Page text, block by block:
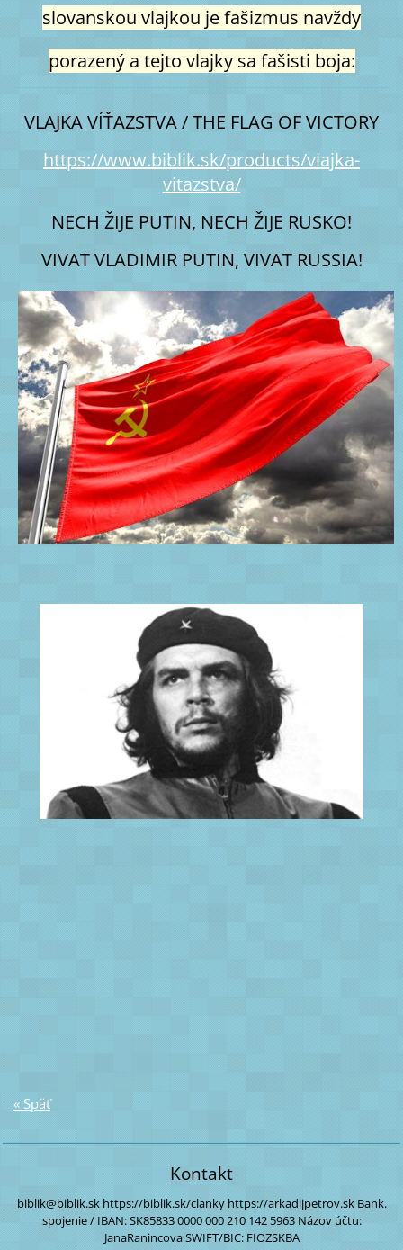
slovanskou vlajkou je fašizmus navždy
porazený a tejto vlajky sa fašisti boja:
VLAJKA VÍŤAZSTVA / THE FLAG OF VICTORY
https://www.biblik.sk/products/vlajka-
vitazstva/
NECH ŽIJE PUTIN, NECH ŽIJE RUSKO!
VIVAT VLADIMIR PUTIN, VIVAT RUSSIA!
« Späť
Kontakt
biblik@biblik.skhttps://biblik.sk/clankyhttps://arkadijpetrov.skBank.
spojenie / IBAN:SK85833 0000000 210 142 5963Názov účtu:
JanaRanincovaSWIFT/BIC: FIOZSKBA